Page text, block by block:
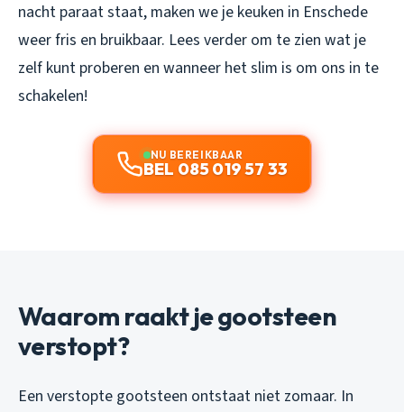
nacht paraat staat, maken we je keuken in Enschede
weer fris en bruikbaar. Lees verder om te zien wat je
zelf kunt proberen en wanneer het slim is om ons in te
schakelen!
NU BEREIKBAAR
BEL 085 019 57 33
Waarom raakt je gootsteen
verstopt?
Een verstopte gootsteen ontstaat niet zomaar. In